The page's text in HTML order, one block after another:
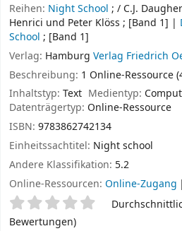
Reihen: Night School ; / C.J.
Henrici und Peter Klöss ; [Band 1] |
School ; [Band 1]
Verlag: Hamburg Verlag Friedrich
Beschreibung: 1 Online-Ressource
Inhaltstyp: Text Medientyp:
Datenträgertyp: Online-Ressource
ISBN: 9783862742134
Einheitssachtitel: Night school
Andere Klassifikation: 5.2
Online-Ressourcen: Online-Zugang
Sternchenbewertung
Bewertungen)